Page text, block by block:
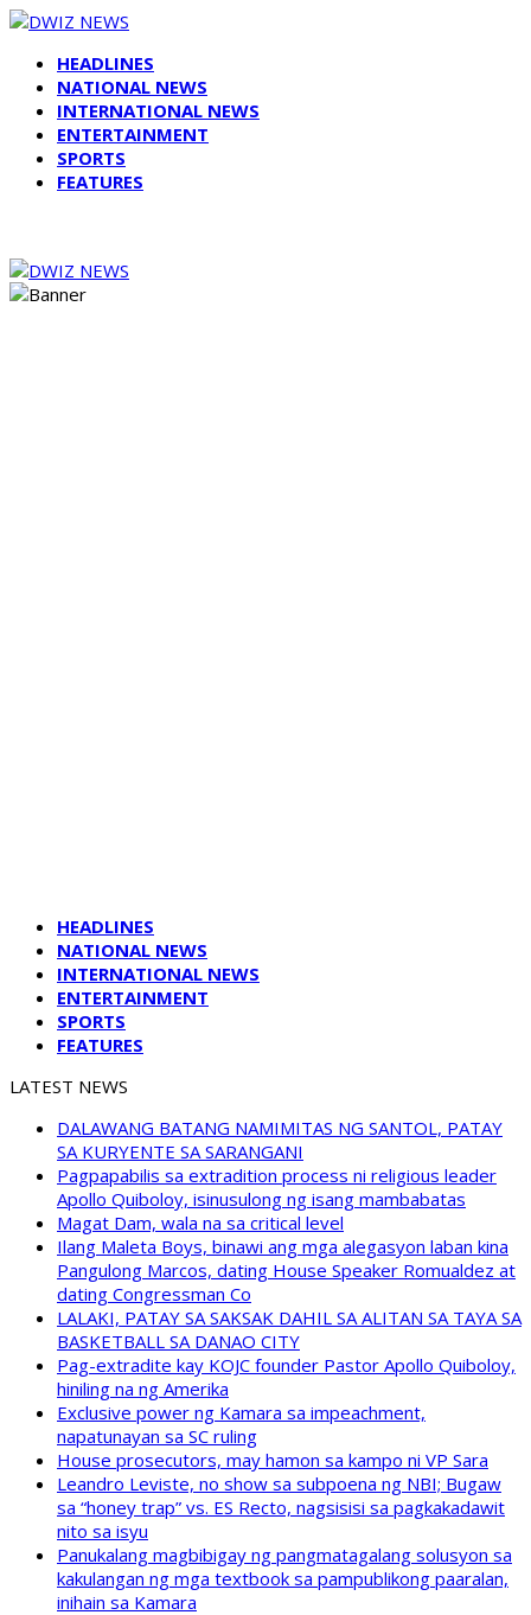
HEADLINES
NATIONAL NEWS
INTERNATIONAL NEWS
ENTERTAINMENT
SPORTS
FEATURES
HEADLINES
NATIONAL NEWS
INTERNATIONAL NEWS
ENTERTAINMENT
SPORTS
FEATURES
LATEST NEWS
DALAWANG BATANG NAMIMITAS NG SANTOL, PATAY
SA KURYENTE SA SARANGANI
Pagpapabilis sa extradition process ni religious leader
Apollo Quiboloy, isinusulong ng isang mambabatas
Magat Dam, wala na sa critical level
Ilang Maleta Boys, binawi ang mga alegasyon laban kina
Pangulong Marcos, dating House Speaker Romualdez at
dating Congressman Co
LALAKI, PATAY SA SAKSAK DAHIL SA ALITAN SA TAYA SA
BASKETBALL SA DANAO CITY
Pag-extradite kay KOJC founder Pastor Apollo Quiboloy,
hiniling na ng Amerika
Exclusive power ng Kamara sa impeachment,
napatunayan sa SC ruling
House prosecutors, may hamon sa kampo ni VP Sara
Leandro Leviste, no show sa subpoena ng NBI; Bugaw
sa “honey trap” vs. ES Recto, nagsisisi sa pagkakadawit
nito sa isyu
Panukalang magbibigay ng pangmatagalang solusyon sa
kakulangan ng mga textbook sa pampublikong paaralan,
inihain sa Kamara